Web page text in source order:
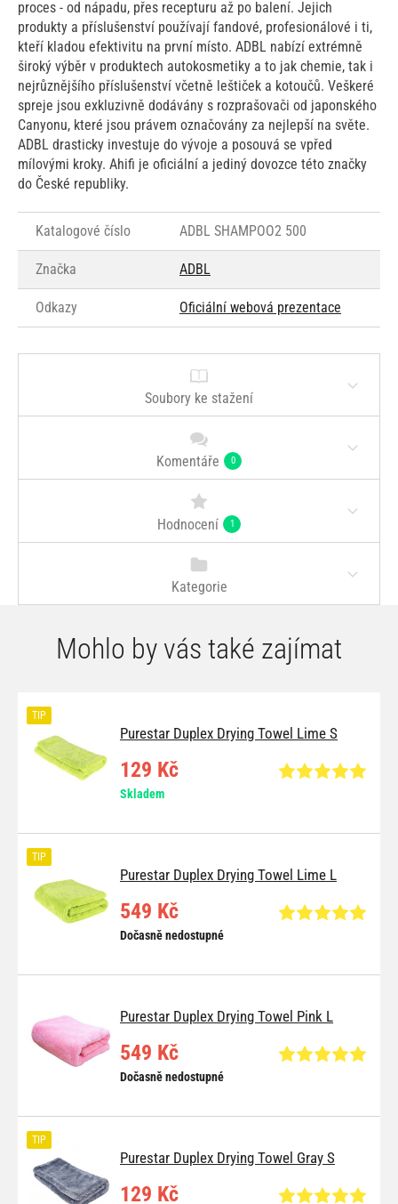
proces - od nápadu, přes recepturu až po balení. Jejich
produkty a příslušenství používají fandové, profesionálové i ti,
kteří kladou efektivitu na první místo. ADBL nabízí extrémně
široký výběr v produktech autokosmetiky a to jak chemie, tak i
nejrůznějšího příslušenství včetně leštiček a kotoučů. Veškeré
spreje jsou exkluzivně dodávány s rozprašovači od japonského
Canyonu, které jsou právem označovány za nejlepší na světe.
ADBL drasticky investuje do vývoje a posouvá se vpřed
mílovými kroky. Ahifi je oficiální a jediný dovozce této značky
do České republiky.
Katalogové číslo ADBL SHAMPOO2 500
Značka ADBL
Odkazy Oficiální webová prezentace
Soubory ke stažení
Komentáře 0
Hodnocení 1
Kategorie
Mohlo by vás také zajímat
Purestar Duplex Drying Towel Lime S
TIP
129 Kč
Skladem
Purestar Duplex Drying Towel Lime L
TIP
549 Kč
Dočasně nedostupné
Purestar Duplex Drying Towel Pink L
549 Kč
Dočasně nedostupné
Purestar Duplex Drying Towel Gray S
TIP
129 Kč